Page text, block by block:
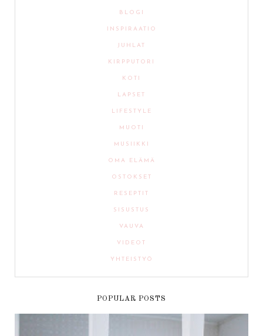
BLOGI
INSPIRAATIO
JUHLAT
KIRPPUTORI
KOTI
LAPSET
LIFESTYLE
MUOTI
MUSIIKKI
OMA ELÄMÄ
OSTOKSET
RESEPTIT
SISUSTUS
VAUVA
VIDEOT
YHTEISTYÖ
POPULAR POSTS